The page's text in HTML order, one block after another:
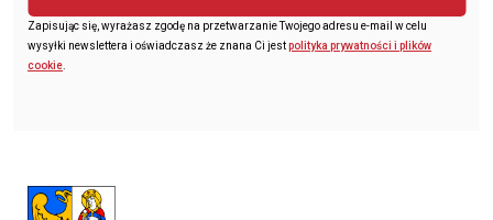
Zapisując się, wyrażasz zgodę na przetwarzanie Twojego adresu e-mail w celu
wysyłki newslettera i oświadczasz że znana Ci jestpolityka prywatności i plików
cookie